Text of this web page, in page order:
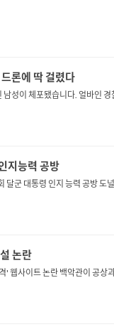
론에 딱 걸렸다
성이 체포됐습니다. 얼바인
지능력 공방
군 대통령 인지 능력 공방
논란
웹사이트 논란 백악관이 공